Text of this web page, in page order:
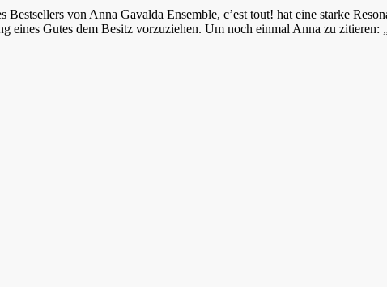
von Anna Gavalda Ensemble, c’est tout! hat eine starke
Gutes dem Besitz vorzuziehen. Um noch einmal Anna zu zitieren: